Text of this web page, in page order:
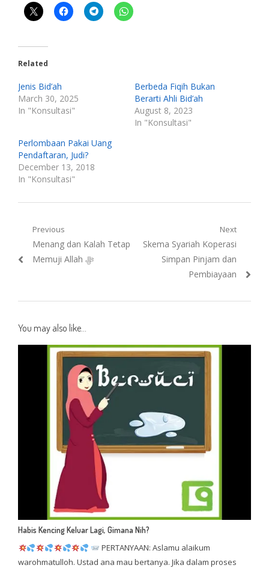
Related
Jenis Bid’ah
March 30, 2025
In "Konsultasi"
Berbeda Fiqih Bukan
Berarti Ahli Bid’ah
August 8, 2023
In "Konsultasi"
Perlombaan Pakai Uang
Pendaftaran, Judi?
December 13, 2018
In "Konsultasi"
Post
navigation
Previous
Previous
post:
Menang dan Kalah Tetap
Memuji Allah ﷻ
Next
Next
Skema Syariah Koperasi
Simpan Pinjam dan
Pembiayaan
You may also like...
Habis Kencing Keluar Lagi, Gimana Nih?
PERTANYAAN: Aslamu alaikum
warohmatulloh. Ustad ana mau bertanya. Jika dalam proses